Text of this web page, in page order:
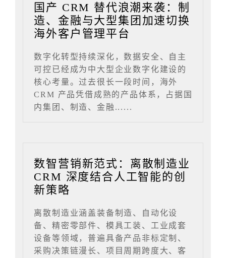
国产 CRM 替代浪潮来袭：制
造、金融与大型集团加速切换
海外客户管理平台
数字化转型持续深化，数据安全、自主
可控已经成为中大型企业数字化建设的
核心考量。过去很长一段时间，海外
CRM 产品凭借成熟的产品体系，占据国
内集团、制造、金融......
数智营销新范式：离散制造业
CRM 深度结合人工智能的创
新策略
离散制造业涵盖装备制造、自动化设
备、精密零部件、模具工装、工业成套
设备等领域，普遍具备产品非标定制、
采购决策链漫长、项目周期跨度大、客